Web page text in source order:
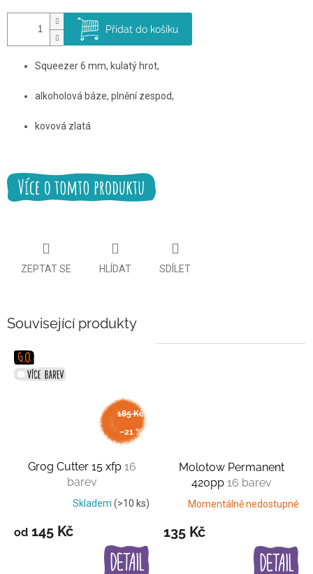
Přidat do košíku
Squeezer 6 mm, kulatý hrot,
alkoholová báze, plnění zespod,
kovová zlatá
ZEPTAT SE HLÍDAT SDÍLET
Související produkty
185 Kč
–21 %
Grog Cutter 15 xfp 16
barev
Skladem (>10 ks)
od 145 Kč
Molotow Permanent
420pp 16 barev
Momentálně nedostupné
135 Kč